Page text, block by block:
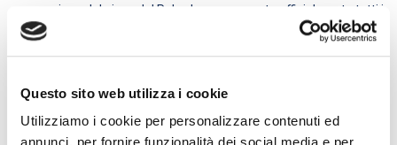
Questo sito web utilizza i cookie
Utilizziamo i cookie per personalizzare contenuti ed
promozione del gioco del Polo che rappresenta ufficialmente tutti i
club e i giocatori negli Stati Uniti d’America e che opera sin dal
United States Polo Association, coordina e tutela il marchio
dell’Associazione in tutto il mondo.